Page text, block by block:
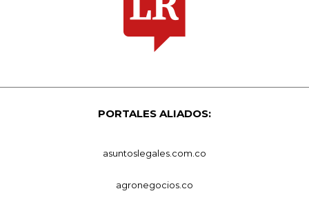
PORTALES ALIADOS:
asuntoslegales.com.co
agronegocios.co